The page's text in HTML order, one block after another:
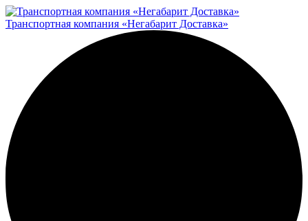
Транспортная компания «Негабарит Доставка»